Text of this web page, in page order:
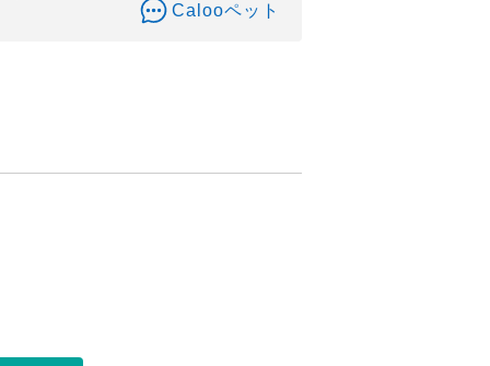
Calooペット